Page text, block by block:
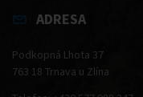
ADRESA
Podkopná Lhota 37
763 18 Trnava u Zlína